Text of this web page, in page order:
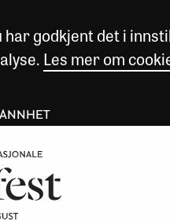
godkjent det i
Les mer om